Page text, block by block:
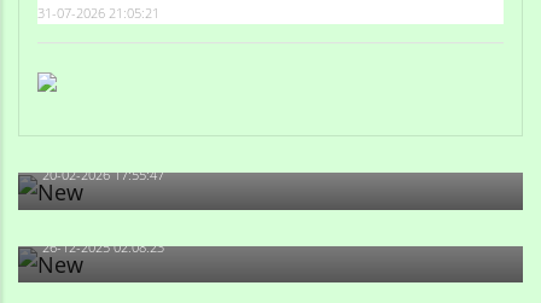
31-07-2026 21:05:21
Qulu Məhərrəmli: Sosial şəbəkələrdə söyüş niyə artıb?
20-02-2026 17:55:47
Məni bura NAZİR GÖNDƏRİB - 1937-ci ildən fəaliyyətdə
olan və...
26-12-2025 02:08:23
-Ay qız, sən məhkəməni udmayacaqsan... Sən bilirsən
də, məni...